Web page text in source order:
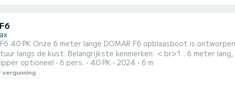
om comfort, veiligheid en plezier te bieden tijdens uw
< br>1 . 6 meter lang, geschikt voor een groep van maximaal 6 personen voor
langs de kust. 2. Voor een verfrissende straal zoet water na een duik in het prachtige water van de
Golf van Orosei. 3. De rolbeugel met luifel biedt een aangename
optioneel 6 pers. 40 PK 2024 6 m
vergunning